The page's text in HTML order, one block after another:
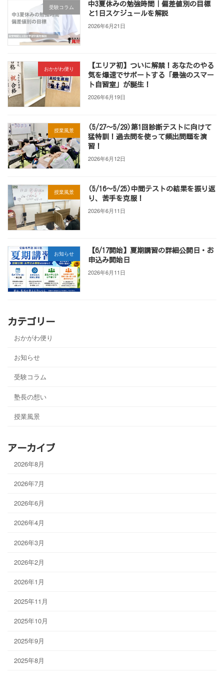
受験コラム
中3夏休みの勉強時間｜偏差値別の目標
と1日スケジュールを解説
2026年6月21日
おかがわ便り
【エリア初】ついに解禁！あなたのやる
気を爆速でサポートする「最強のスマー
ト自習室」が誕生！
2026年6月19日
授業風景
(5/27～5/29)第1回診断テストに向けて
猛特訓！過去問を使って頻出問題を演
習！
2026年6月12日
授業風景
(5/16～5/25)中間テストの結果を振り返
り、苦手を克服！
2026年6月11日
お知らせ
【6/17開始】夏期講習の詳細公開日・お
申込み開始日
2026年6月11日
カテゴリー
おかがわ便り
お知らせ
受験コラム
塾長の想い
授業風景
アーカイブ
2026年8月
2026年7月
2026年6月
2026年4月
2026年3月
2026年2月
2026年1月
2025年11月
2025年10月
2025年9月
2025年8月